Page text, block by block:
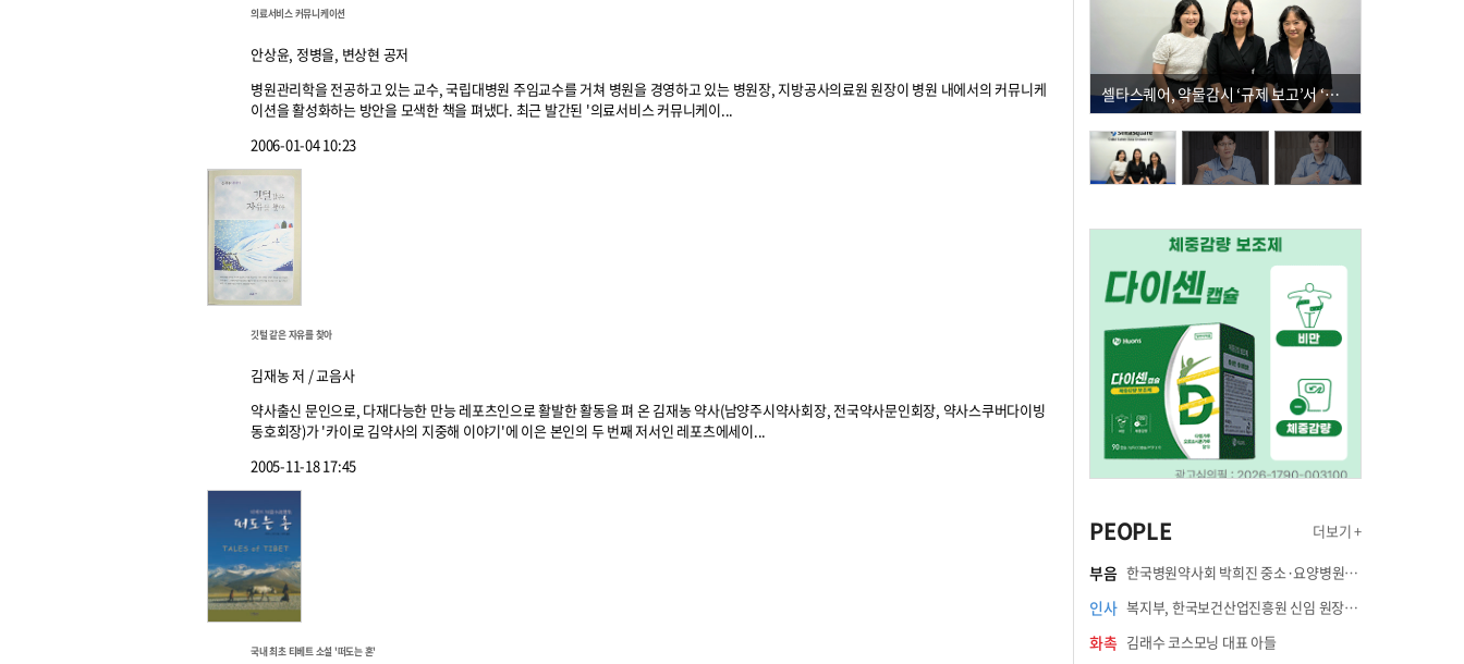
의료서비스 커뮤니케이션
안상윤, 정병을, 변상현 공저
병원관리학을 전공하고 있는 교수, 국립대병원 주임교수를 거쳐 병원을 경영하고 있는 병원장, 지방공사의료원 원장이 병원 내에서의 커뮤니케
이션을 활성화하는 방안을 모색한 책을 펴냈다. 최근 발간된 '의료서비스 커뮤니케이...
2006-01-04 10:23
깃털 같은 자유를 찾아
김재농 저 / 교음사
약사출신 문인으로, 다재다능한 만능 레포츠인으로 활발한 활동을 펴 온 김재농 약사(남양주시약사회장, 전국약사문인회장, 약사스쿠버다이빙
동호회장)가 '카이로 김약사의 지중해 이야기'에 이은 본인의 두 번째 저서인 레포츠에세이...
2005-11-18 17:45
국내 최초 티베트 소설 '떠도는 혼'
셀타스퀘어, 약물감시 ‘규제 보고’서 ‘데이터 의사결정’으로 "PVX 전환 요구 커진다"
PEOPLE 더보기 +
부음 한국병원약사회 박희진 중소·요양병원이사(충청북도 청주의료원 약제팀장) 부친상
인사 복지부, 한국보건산업진흥원 신임 원장에 고상백 교수 임명
화촉 김래수 코스모닝 대표 아들